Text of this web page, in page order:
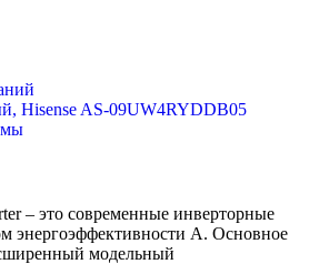
Hisense AS-09UW4RYDDB05
– это современные инверторные
энергоэффективности А. Основное
модельный